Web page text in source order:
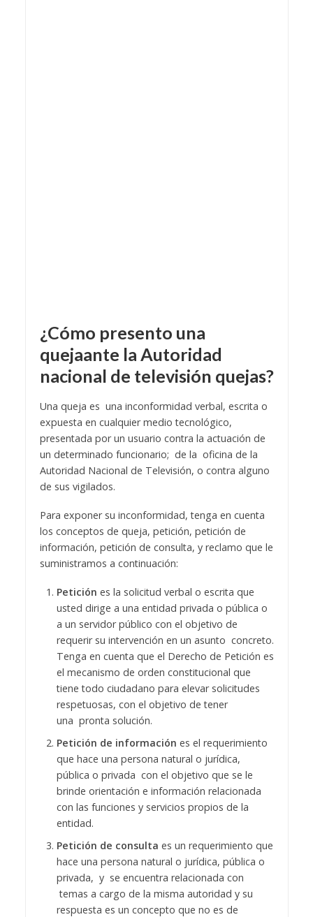
¿Cómo presento una
quejaante la Autoridad
nacional de televisión quejas?
Una queja es una inconformidad verbal, escrita o
expuesta en cualquier medio tecnológico,
presentada por un usuario contra la actuación de
un determinado funcionario; de la oficina de la
Autoridad Nacional de Televisión, o contra alguno
de sus vigilados.
Para exponer su inconformidad, tenga en cuenta
los conceptos de queja, petición, petición de
información, petición de consulta, y reclamo que le
suministramos a continuación:
Petición es la solicitud verbal o escrita que
usted dirige a una entidad privada o pública o
a un servidor público con el objetivo de
requerir su intervención en un asunto concreto.
Tenga en cuenta que el Derecho de Petición es
el mecanismo de orden constitucional que
tiene todo ciudadano para elevar solicitudes
respetuosas, con el objetivo de tener
una pronta solución.
Petición de información es el requerimiento
que hace una persona natural o jurídica,
pública o privada con el objetivo que se le
brinde orientación e información relacionada
con las funciones y servicios propios de la
entidad.
Petición de consulta es un requerimiento que
hace una persona natural o jurídica, pública o
privada, y se encuentra relacionada con
temas a cargo de la misma autoridad y su
respuesta es un concepto que no es de